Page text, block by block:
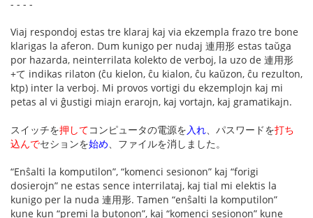
- - - -
Viaj respondoj estas tre klaraj kaj via ekzempla frazo tre bone
klarigas la aferon. Dum kunigo per nudaj 連用形 estas taŭga
por hazarda, neinterrilata kolekto de verboj, la uzo de 連用形
+て indikas rilaton (ĉu kielon, ĉu kialon, ĉu kaŭzon, ĉu rezulton,
ktp) inter la verboj. Mi provos vortigi du ekzemplojn kaj mi
petas al vi ĝustigi miajn erarojn, kaj vortajn, kaj gramatikajn.
スイッチを押してコンピュータの電源を入れ、パスワードを打ち
込んでセションを始め、ファイルを消しました。
“Enŝalti la komputilon”, “komenci sesionon” kaj “forigi
dosierojn” ne estas sence interrilataj, kaj tial mi elektis la
kunigo per la nuda 連用形. Tamen “enŝalti la komputilon”
kune kun “premi la butonon”, kaj “komenci sesionon” kune